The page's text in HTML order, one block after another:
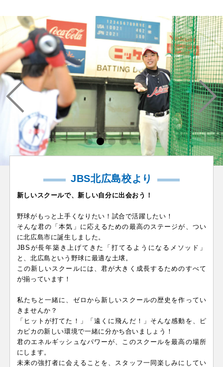
JBS北広島校より
新しいスクールで、新しい自分に出会おう！
野球がもっと上手くなりたい！試合で活躍したい！
そんな君の「本気」に応えるための最高のステージが、つい
に北広島市に誕生しました。
JBSが長年築き上げてきた「打てるようになるメソッド」
と、北広島という野球に最適な土壌。
この新しいスクールには、君が大きく成長するためのすべて
が揃っています！
私たちと一緒に、ゼロから新しいスクールの歴史を作ってい
きませんか？
「ヒットが打てた！」「遠くに飛んだ！」そんな感動を、ピ
カピカの新しい環境で一緒に分かち合いましょう！
君のエネルギッシュなパワーが、このスクールを最高の場所
にします。
未来の強打者に会えることを、スタッフ一同楽しみにしてい